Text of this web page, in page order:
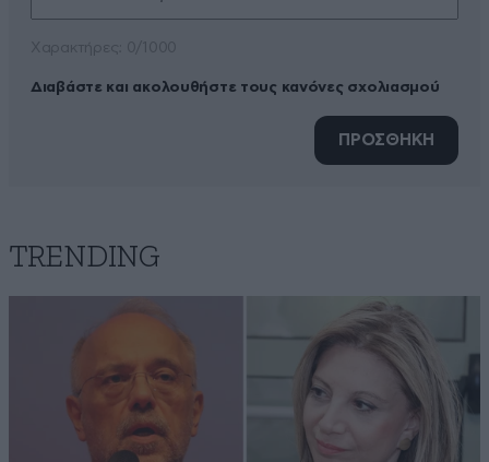
Διαβάστε και ακολουθήστε τους κανόνες σχολιασμού
ΠΡΟΣΘΗΚΗ
TRENDING